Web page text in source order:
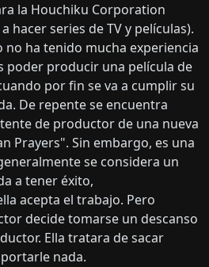
la Houchiku Corporation
hacer series de TV y películas).
no ha tenido mucha experiencia
poder producir una película de
por fin se va a cumplir su
De repente se encuentra
de productor de una nueva
Prayers". Sin embargo, es una
se considera un
a tener éxito,
acepta el trabajo. Pero
decide tomarse un descanso
Ella tratara de sacar
nada.